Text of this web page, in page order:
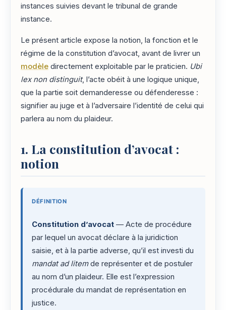
instances suivies devant le tribunal de grande
instance.
Le présent article expose la notion, la fonction et le
régime de la constitution d’avocat, avant de livrer un
modèle directement exploitable par le praticien. Ubi
lex non distinguit, l’acte obéit à une logique unique,
que la partie soit demanderesse ou défenderesse :
signifier au juge et à l’adversaire l’identité de celui qui
parlera au nom du plaideur.
1. La constitution d’avocat :
notion
DÉFINITION
Constitution d’avocat — Acte de procédure
par lequel un avocat déclare à la juridiction
saisie, et à la partie adverse, qu’il est investi du
mandat ad litemde représenter et de postuler
au nom d’un plaideur. Elle est l’expression
procédurale du mandat de représentation en
justice.